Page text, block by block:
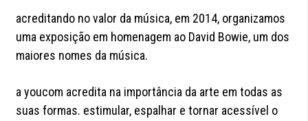
acreditando no valor da música, em 2014, organizamos
uma exposição em homenagem ao David Bowie, um dos
maiores nomes da música.
a youcom acredita na importância da arte em todas as
suas formas. estimular, espalhar e tornar acessível o